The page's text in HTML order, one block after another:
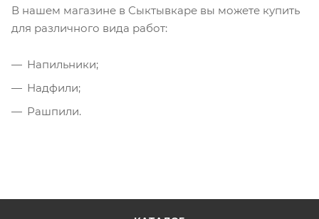
В нашем магазине в Сыктывкаре вы можете купить
для различного вида работ:
Напильники;
Надфили;
Рашпили.